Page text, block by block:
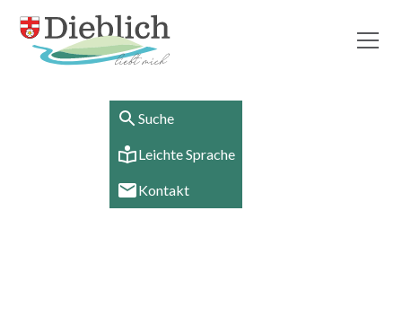
Suche
Leichte Sprache
Kontakt